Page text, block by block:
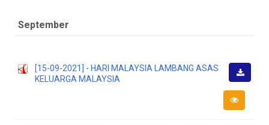
September
[15-09-2021] - HARI MALAYSIA LAMBANG ASAS
KELUARGA MALAYSIA